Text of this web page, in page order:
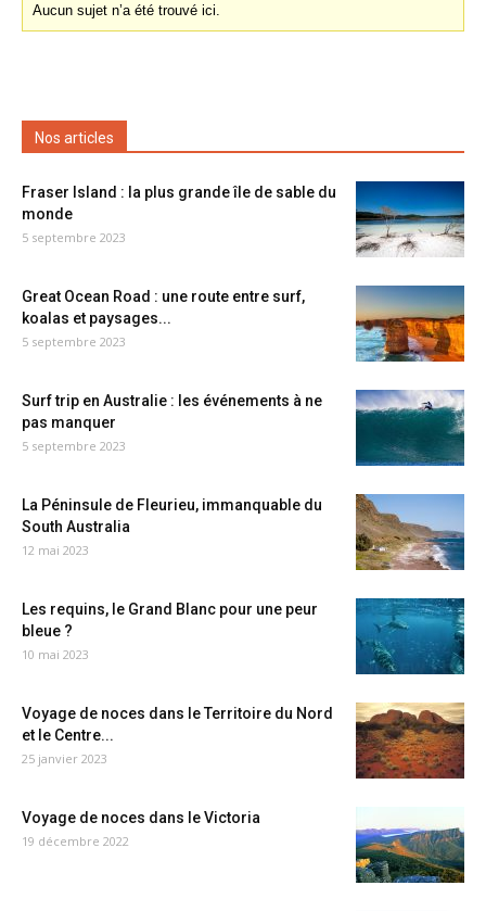
Aucun sujet n’a été trouvé ici.
Nos articles
Fraser Island : la plus grande île de sable du
monde
5 septembre 2023
Great Ocean Road : une route entre surf,
koalas et paysages...
5 septembre 2023
Surf trip en Australie : les événements à ne
pas manquer
5 septembre 2023
La Péninsule de Fleurieu, immanquable du
South Australia
12 mai 2023
Les requins, le Grand Blanc pour une peur
bleue ?
10 mai 2023
Voyage de noces dans le Territoire du Nord
et le Centre...
25 janvier 2023
Voyage de noces dans le Victoria
19 décembre 2022